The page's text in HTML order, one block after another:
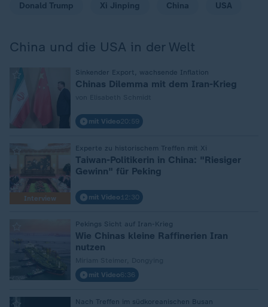
Donald Trump Xi Jinping China USA
China und die USA in der Welt
Sinkender Export, wachsende Inflation
Chinas Dilemma mit dem Iran-Krieg
mit Video20:59
Interview
Experte zu historischem Treffen mit Xi
Taiwan-Politikerin in China: "Riesiger
Gewinn" für Peking
mit Video 12:30
Pekings Sicht auf Iran-Krieg
Wie Chinas kleine Raffinerien Iran
nutzen
mit Video6:36
Nach Treffen im südkoreanischen Busan